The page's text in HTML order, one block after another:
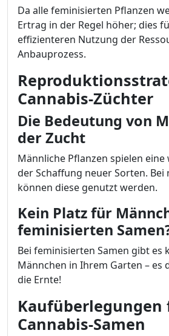
Da alle feminisierten Pflanzen
Ertrag in der Regel höher; dies
effizienteren Nutzung der
Anbauprozess.
Cannabis-Züchter
Die Bedeutung von
der Zucht
Männliche Pflanzen spielen eine
der Schaffung neuer Sorten. Bei
können diese genutzt werden.
Kein Platz für
feminisierten
Bei feminisierten Samen gibt es
Männchen in Ihrem Garten – es
die Ernte!
Kaufüberlegungen
Cannabis-Samen